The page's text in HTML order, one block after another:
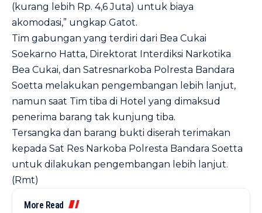
(kurang lebih Rp. 4,6 Juta) untuk biaya
akomodasi,” ungkap Gatot.
Tim gabungan yang terdiri dari Bea Cukai
Soekarno Hatta, Direktorat Interdiksi Narkotika
Bea Cukai, dan Satresnarkoba Polresta Bandara
Soetta melakukan pengembangan lebih lanjut,
namun saat Tim tiba di Hotel yang dimaksud
penerima barang tak kunjung tiba.
Tersangka dan barang bukti diserah terimakan
kepada Sat Res Narkoba Polresta Bandara Soetta
untuk dilakukan pengembangan lebih lanjut.
(Rmt)
More Read